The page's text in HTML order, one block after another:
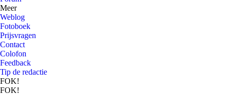
Meer
Weblog
Fotoboek
Prijsvragen
Contact
Colofon
Feedback
Tip de redactie
FOK!
FOK!